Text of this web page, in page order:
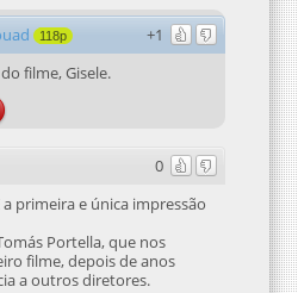
+1
118p
filme, Gisele.
0
primeira e única impressão
Portella, que nos
filme, depois de anos
a outros diretores.